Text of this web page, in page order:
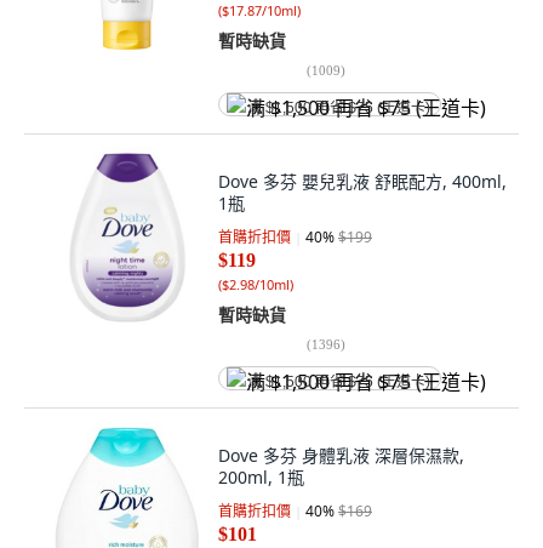
($17.87/10ml)
暫時缺貨
(1009)
满 $1,500 再省 $75 (王道卡)
Dove 多芬 嬰兒乳液 舒眠配方, 400ml,
1瓶
首購折扣價 40%$199
$119
($2.98/10ml)
暫時缺貨
(1396)
满 $1,500 再省 $75 (王道卡)
Dove 多芬 身體乳液 深層保濕款,
200ml, 1瓶
首購折扣價 40%$169
$101